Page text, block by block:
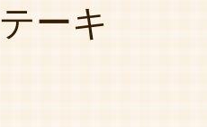
テーキ